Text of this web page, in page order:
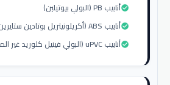
أنابيب PB (البولي بيوتيلين)check_circle
أنابيب ABS (أكريلونيتريل بوتادين ستايرين)check_circle
أنابيب uPVC (البولي فينيل كلوريد غير الملدن)check_circle